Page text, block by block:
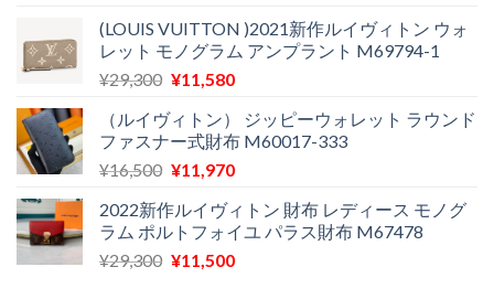
価
格
は
で
し
た。
の
価
格
¥12,900
で
す。
(LOUIS VUITTON )2021新作ルイヴィトン ウォ
レット モノグラム アンプラント M69794-1
¥29,300 元
価
格
は
で
し
た。
¥11,580現
の
価
格
¥11,580
で
す。
（ルイヴィトン） ジッピーウォレット ラウンド
ファスナー式財布 M60017-333
¥16,500 元
価
格
は
¥11,970現
の
価
格
2022新作ルイヴィトン 財布 レディース モノグ
ラム ポルトフォイユ パラス財布 M67478
¥29,300 元
¥11,500現